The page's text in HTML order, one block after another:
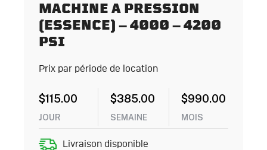
MACHINE A PRESSION
(ESSENCE) – 4000 – 4200
PSI
Prix par période de location
$115.00
JOUR
$385.00
SEMAINE
$990.00
MOIS
Livraison disponible